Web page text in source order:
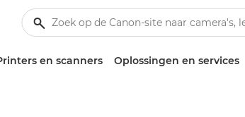
en scanners Oplossingen en services